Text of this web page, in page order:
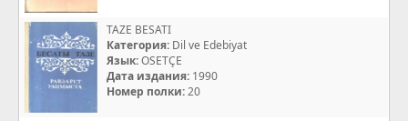
TAZE BESATI
Категория: Dil ve Edebiyat
Язык:OSETÇE
Дата издания: 1990
Номер полки:20